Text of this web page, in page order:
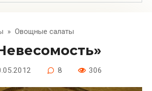
» Овощные салаты
8 306